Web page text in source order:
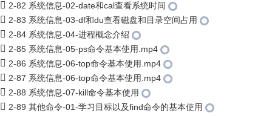
2-82 系统信息-02-date和cal查看系统时间
2-83 系统信息-03-df和du查看磁盘和目录空间占用
2-84 系统信息-04-进程概念介绍
2-85 系统信息-05-ps命令基本使用.mp4
2-86 系统信息-06-top命令基本使用.mp4
2-87 系统信息-06-top命令基本使用.mp4
2-88 系统信息-07-kill命令基本使用
2-89 其他命令-01-学习目标以及find命令的基本使用